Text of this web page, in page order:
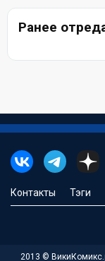
Ранее
Контакты Тэги
2013 ©